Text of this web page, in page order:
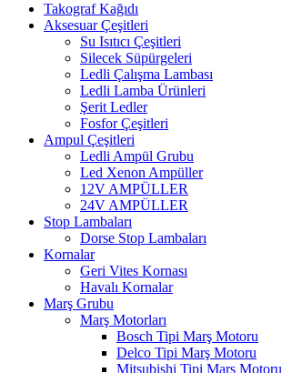
Takograf Kağıdı
Aksesuar Çeşitleri
Su Isıtıcı Çeşitleri
Silecek Süpürgeleri
Ledli Çalışma Lambası
Ledli Lamba Ürünleri
Şerit Ledler
Fosfor Çeşitleri
Ampul Çeşitleri
Ledli Ampül Grubu
Led Xenon Ampüller
12V AMPÜLLER
24V AMPÜLLER
Stop Lambaları
Dorse Stop Lambaları
Kornalar
Geri Vites Kornası
Havalı Kornalar
Marş Grubu
Marş Motorları
Bosch Tipi Marş Motoru
Delco Tipi Marş Motoru
Mitsubishi Tipi Marş Motoru